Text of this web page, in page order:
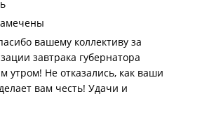
вашему коллективу за
завтрака губернатора
утром! Не отказались, как ваши
вам честь! Удачи и